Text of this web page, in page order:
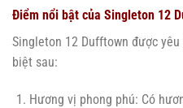
Điểm nổi bật của Singleton 12
Singleton 12 Dufftown được
biệt sau:
Hương vị phong phú: Có